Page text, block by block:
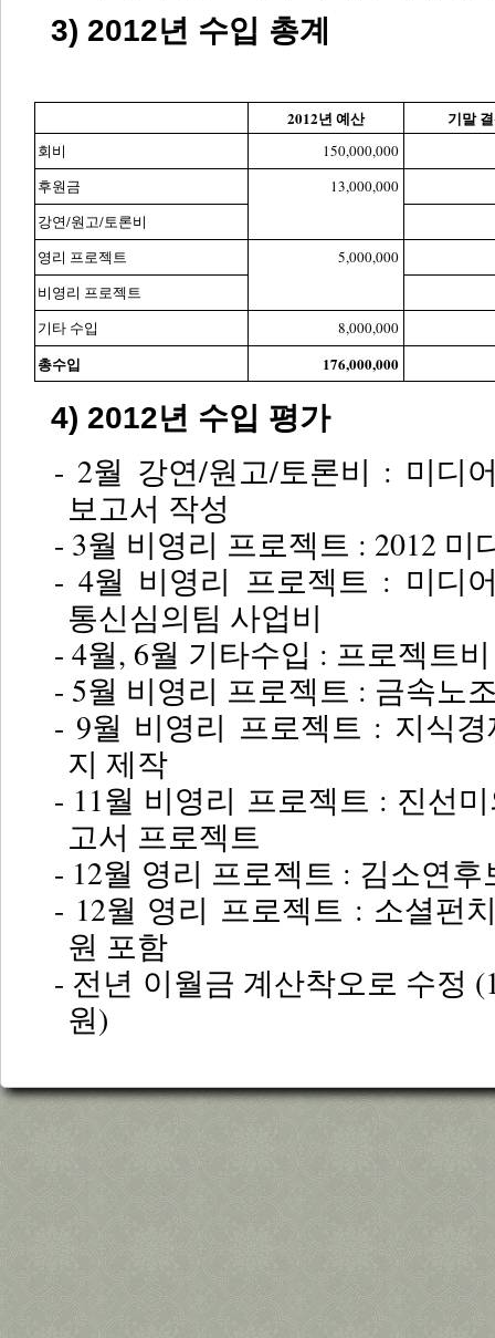
3) 2012년 수입 총계
2012년 예산 기말
회비
150,000,000
후원금
13,000,000
강연/원고/토론비
영리 프로젝트
5,000,000
비영리 프로젝트
기타 수입
8,000,000
총수입 176,000,000
4) 2012년 수입 평가
- 2월 강연/원고/토론비 : 미디
보고서 작성
- 3월 비영리 프로젝트 : 2012 미
- 4월 비영리 프로젝트 : 미디
통신심의팀 사업비
- 4월, 6월 기타수입 : 프로젝트
- 5월 비영리 프로젝트 : 금속노
- 9월 비영리 프로젝트 : 지식
지 제작
- 11월 비영리 프로젝트 : 진선
고서 프로젝트
- 12월 영리 프로젝트 : 김소연
- 12월 영리 프로젝트 : 소셜펀
원 포함
- 전년 이월금 계산착오로 수정
원)